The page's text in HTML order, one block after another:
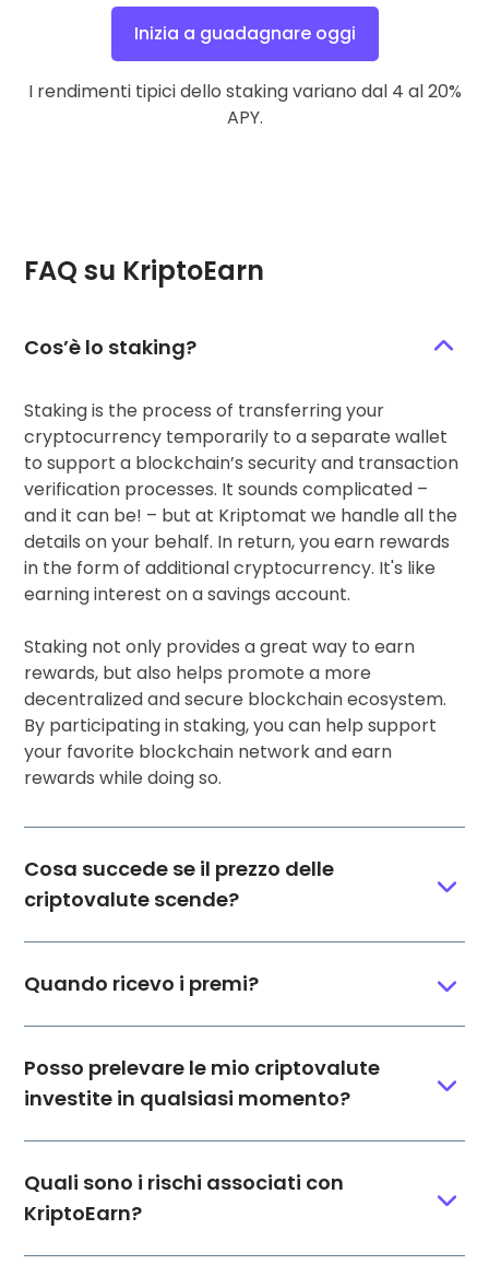
Inizia a guadagnare oggi
I rendimenti tipici dello staking variano dal 4 al 20%
APY.
FAQ su KriptoEarn
Cos’è lo staking?
Staking is the process of transferring your
cryptocurrency temporarily to a separate wallet
to support a blockchain’s security and transaction
verification processes. It sounds complicated –
and it can be! – but at Kriptomat we handle all the
details on your behalf. In return, you earn rewards
in the form of additional cryptocurrency. It's like
earning interest on a savings account.
Staking not only provides a great way to earn
rewards, but also helps promote a more
decentralized and secure blockchain ecosystem.
By participating in staking, you can help support
your favorite blockchain network and earn
rewards while doing so.
Cosa succede se il prezzo delle
criptovalute scende?
Quando ricevo i premi?
Posso prelevare le mio criptovalute
investite in qualsiasi momento?
Quali sono i rischi associati con
KriptoEarn?